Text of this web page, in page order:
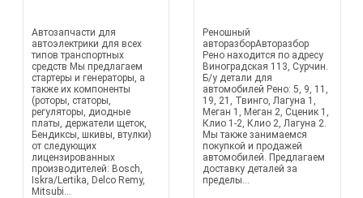
Автозапчасти для
автоэлектрики для всех
типов транспортных
средств Мы предлагаем
стартеры и генераторы, а
также их компоненты
(роторы, статоры,
регуляторы, диодные
платы, держатели щеток,
Бендиксы, шкивы, втулки)
от следующих
лицензированных
производителей: Bosch,
Iskra/Lertika, Delco Remy,
Mitsubi...
Реношный
авторазборАвторазбор
Рено находится по адресу
Виноградская 113, Сурчин.
Б/у детали для
автомобилей Рено: 5, 9, 11,
19, 21, Твинго, Лагуна 1,
Меган 1, Меган 2, Сценик 1,
Клио 1-2, Клио 2, Лагуна 2.
Мы также занимаемся
покупкой и продажей
автомобилей. Предлагаем
доставку деталей за
пределы...